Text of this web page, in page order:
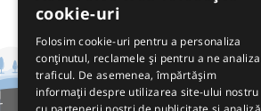
cookie-uri
Folosim cookie-uri pentru a personaliza
conținutul, reclamele și pentru a ne analiza
traficul. De asemenea, împărtășim
informații despre utilizarea site-ului nostru